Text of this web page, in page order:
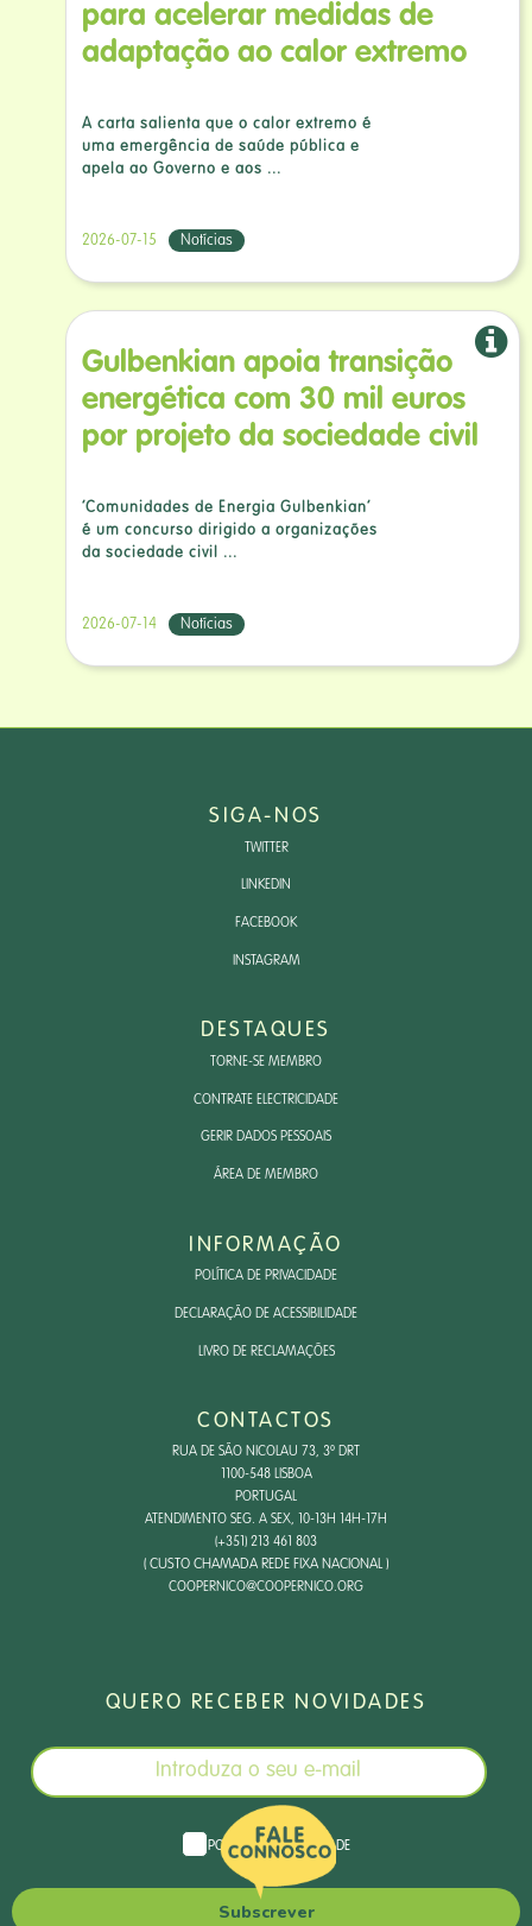
para acelerar medidas de
adaptação ao calor extremo
A carta salienta que o calor extremo é
uma emergência de saúde pública e
apela ao Governo e aos ...
2026-07-15 Notícias
Gulbenkian apoia transição
energética com 30 mil euros
por projeto da sociedade civil
‘Comunidades de Energia Gulbenkian’
é um concurso dirigido a organizações
da sociedade civil ...
2026-07-14 Notícias
SIGA-NOS
TWITTER
LINKEDIN
FACEBOOK
INSTAGRAM
DESTAQUES
TORNE-SE MEMBRO
CONTRATE ELECTRICIDADE
GERIR DADOS PESSOAIS
ÁREA DE MEMBRO
INFORMAÇÃO
POLÍTICA DE PRIVACIDADE
DECLARAÇÃO DE ACESSIBILIDADE
LIVRO DE RECLAMAÇÕES
CONTACTOS
RUA DE SÃO NICOLAU 73, 3º DRT
1100-548 LISBOA
PORTUGAL
ATENDIMENTO SEG. A SEX, 10-13H 14H-17H
(+351) 213 461 803
( CUSTO CHAMADA REDE FIXA NACIONAL )
COOPERNICO@COOPERNICO.ORG
QUERO RECEBER NOVIDADES
POLÍTICA DE PRIVACIDADE
Subscrever